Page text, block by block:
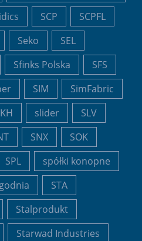
SCP
SCPFL
Seko
SEL
Sfinks Polska
SFS
SIM
SimFabric
slider
SLV
SNX
SOK
SPL
spółki konopne
STA
Stalprodukt
Starwad Industries